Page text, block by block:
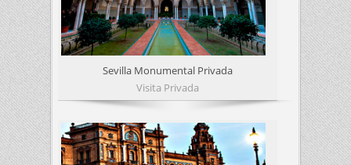
Sevilla Monumental Privada
Visita Privada